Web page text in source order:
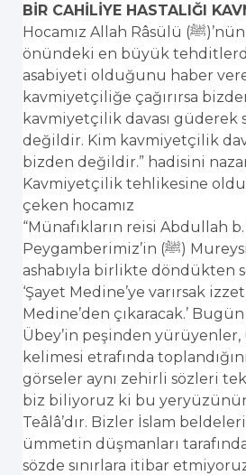
BİR CAHİLİYE HASTALIĞI
Hocamız Allah Râsülü (ﷺ)’nün ümmetin
önündeki en büyük
asabiyeti olduğunu haber
kavmiyetçiliğe çağırırsa
kavmiyetçilik davası güderek
değildir. Kim kavmiyetçilik
bizden değildir.” hadisini
Kavmiyetçilik tehlikesine
çeken hocamız
“Münafıkların reisi Abdullah
Peygamberimiz’in (ﷺ) Mureysi Gazvesi’nden
ashabıyla birlikte döndükten
‘Şayet Medine’ye varırsak
Medine’den çıkaracak.’
Übey’in peşinden
kelimesi etrafında
görseler aynı zehirli sözleri
biz biliyoruz ki bu
Teâlâ’dır. Bizler İslam beldeleri
ümmetin düşmanları
sözde sınırlara itibar